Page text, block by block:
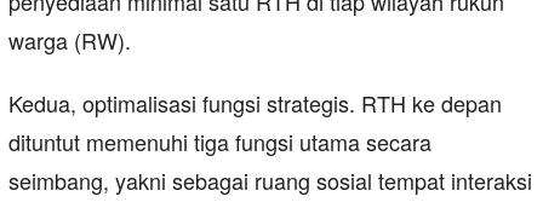
warga (RW).
​Kedua, optimalisasi fungsi strategis. RTH ke depan
dituntut memenuhi tiga fungsi utama secara
seimbang, yakni sebagai ruang sosial tempat interaksi